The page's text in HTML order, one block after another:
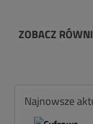
ZOBACZ
Najnowsze